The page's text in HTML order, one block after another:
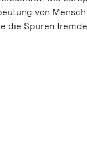
von
die Spuren